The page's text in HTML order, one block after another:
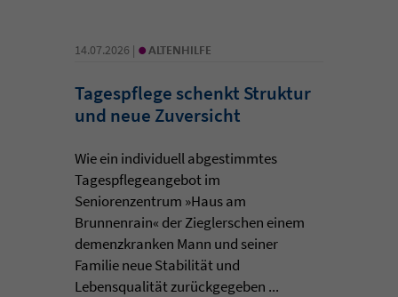
14.07.2026 | • ALTENHILFE
Tagespflege schenkt Struktur
und neue Zuversicht
Wie ein individuell abgestimmtes
Tagespflegeangebot im
Seniorenzentrum »Haus am
Brunnenrain« der Zieglerschen einem
demenzkranken Mann und seiner
Familie neue Stabilität und
Lebensqualität zurückgegeben ...